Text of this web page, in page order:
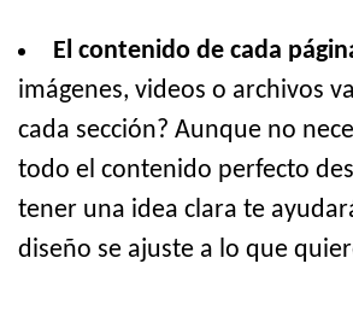
El contenido de cada
imágenes, videos o archivos
cada sección? Aunque no
todo el contenido perfecto
tener una idea clara te
diseño se ajuste a lo que